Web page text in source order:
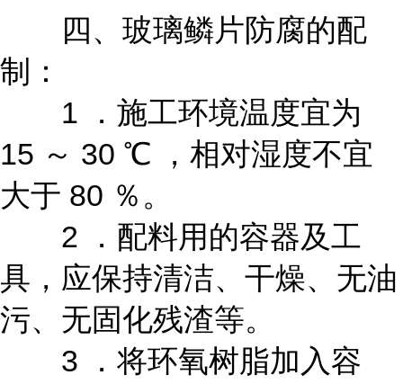
四、玻璃鳞片防腐的配
制：
1 ．施工环境温度宜为
15 ～ 30 ℃ ，相对湿度不宜
大于 80 ％。
2 ．配料用的容器及工
具，应保持清洁、干燥、无油
污、无固化残渣等。
3 ．将环氧树脂加入容